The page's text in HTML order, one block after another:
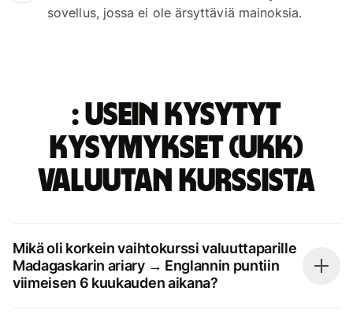
sovellus, jossa ei ole ärsyttäviä mainoksia.
: Usein kysytyt
kysymykset (UKK)
valuutan kurssista
Mikä oli korkein vaihtokurssi valuuttaparille
Madagaskarin ariary → Englannin puntiin
viimeisen 6 kuukauden aikana?